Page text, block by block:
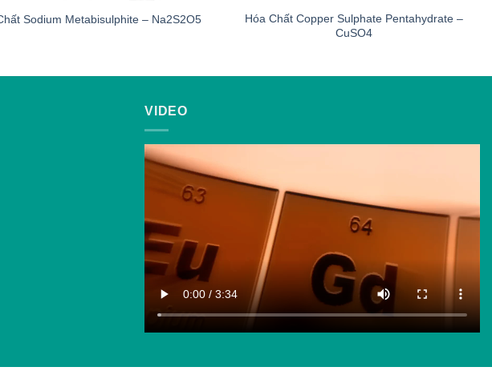
Sodium Metabisulphite – Na2S2O5
Hóa Chất Copper Sulphate Pentahydrate –
CuSO4
VIDEO